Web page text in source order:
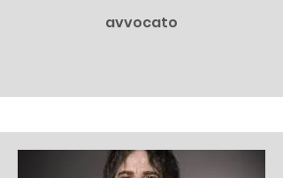
avvocato